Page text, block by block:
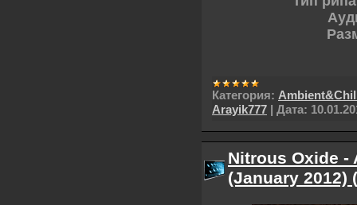
Категория:
Arayik777 | Дата:
Nitrous Oxide -
(January 2012)